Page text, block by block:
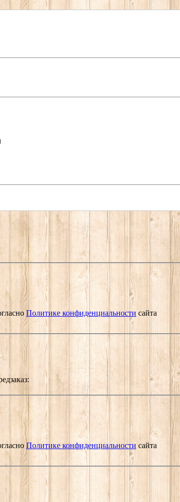
Политике конфиденциальности сайта
Политике конфиденциальности сайта